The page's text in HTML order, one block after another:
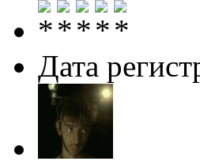
Дата